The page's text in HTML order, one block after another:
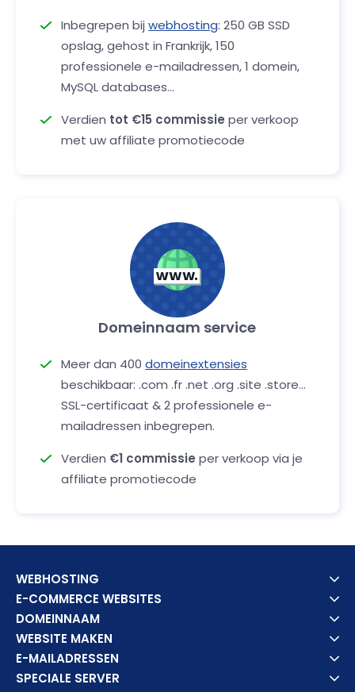
Inbegrepen bijwebhosting: 250 GB SSD
opslag, gehost in Frankrijk, 150
professionele e-mailadressen, 1 domein,
MySQL databases...
Verdien tot €15 commissie per verkoop
met uw affiliate promotiecode
Domeinnaam service
Meer dan 400domeinextensies
beschikbaar: .com .fr .net .org .site .store...
SSL-certificaat & 2 professionele e-
mailadressen inbegrepen.
Verdien €1 commissie per verkoop via je
affiliate promotiecode
WEBHOSTING
E-COMMERCE WEBSITES
DOMEINNAAM
WEBSITE MAKEN
E-MAILADRESSEN
SPECIALE SERVER